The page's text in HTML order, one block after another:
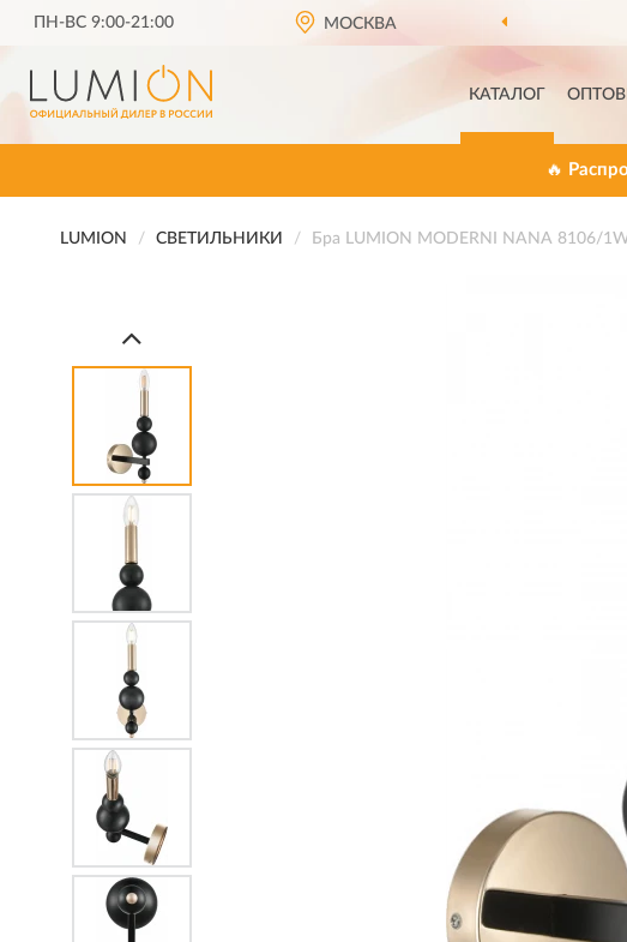
ПН-ВС 9:00-21:00 МОСКВА
ОФИЦИАЛЬНЫЙ ДИЛЕР LUMION В РОССИИ
КАТАЛОГ
🔥
LUMION СВЕТИЛЬНИКИ Бра LUMION MODERNI NANA 8106/